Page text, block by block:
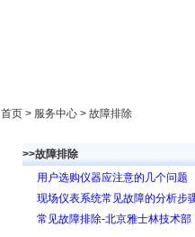
首页 > 服务中心 > 故障排除
>>故障排除
用户选购仪器应注意的几个问题
现场仪表系统常见故障的分析步
常见故障排除-北京雅士林技术部